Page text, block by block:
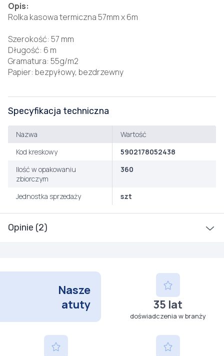
Opinie (2)
Opis:
Rolka kasowa termiczna 57mm x 6m
Szerokość: 57 mm
Długość: 6 m
Gramatura: 55g/m2
Papier: bezpyłowy, bezdrzewny
Specyfikacja techniczna
Nazwa
Wartość
Kod kreskowy
5902178052438
Ilość w opakowaniu
zbiorczym
360
Jednostka sprzedaży szt
Nasze
atuty
35 lat
doświadczenia w branży